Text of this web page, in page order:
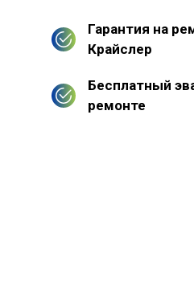
Гарантия на
Крайслер
Бесплатный
ремонте